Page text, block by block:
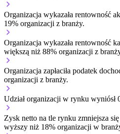
Organizacja wykazała rentowność
19% organizacji z branży.
Organizacja wykazała rentowność
większą niż 88% organizacji z
Organizacja zapłaciła podatek
organizacji z branży.
Udział organizacji w rynku wyniósł
Zysk netto na tle rynku zmniejsza
wyższy niż 18% organizacji w